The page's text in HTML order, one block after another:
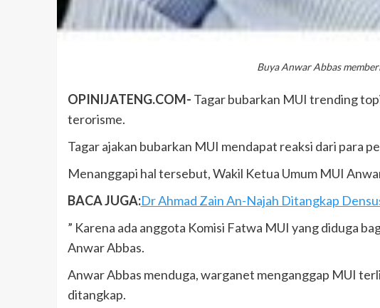
Buya Anwar Abbas
OPINIJATENG.COM- Tagar bubarkan MUI trending
terorisme.
Tagar ajakan bubarkan MUI mendapat reaksi dari para
Menanggapi hal tersebut, Wakil Ketua Umum MUI
BACA JUGA:Dr Ahmad Zain An-Najah Ditangkap
” Karena ada anggota Komisi Fatwa MUI yang diduga
Anwar Abbas.
Anwar Abbas menduga, warganet menganggap MUI
ditangkap.